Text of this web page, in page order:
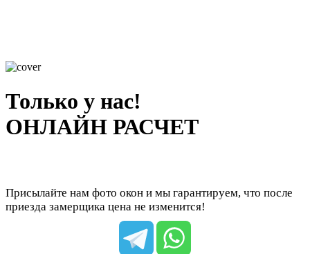
Только у нас!
ОНЛАЙН РАСЧЕТ
Присылайте нам фото окон и мы гарантируем, что после
приезда замерщика цена не изменится!